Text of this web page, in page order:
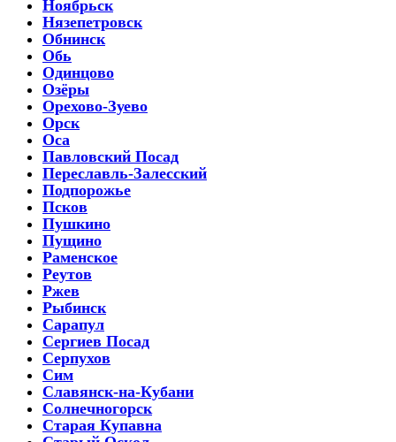
Ноябрьск
Нязепетровск
Обнинск
Обь
Одинцово
Озёры
Орехово-Зуево
Орск
Оса
Павловский Посад
Переславль-Залесский
Подпорожье
Псков
Пушкино
Пущино
Раменское
Реутов
Ржев
Рыбинск
Сарапул
Сергиев Посад
Серпухов
Сим
Славянск-на-Кубани
Солнечногорск
Старая Купавна